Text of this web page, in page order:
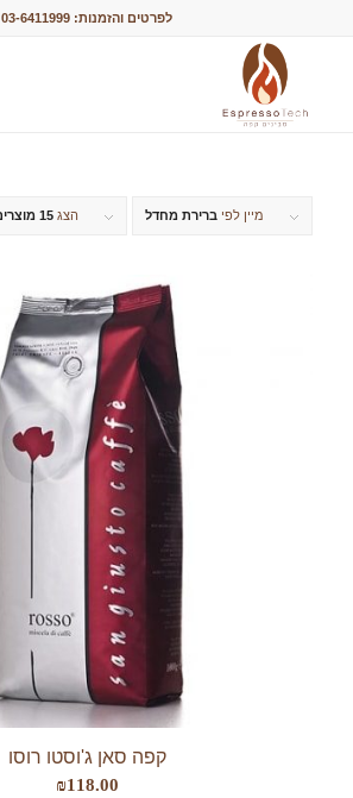
לפרטים והזמנות: 03-6411999
מיין לפי ברירת מחדל הצג 15 מוצרים לעמוד
קפה סאן ג'וסטו רוסו
₪118.00